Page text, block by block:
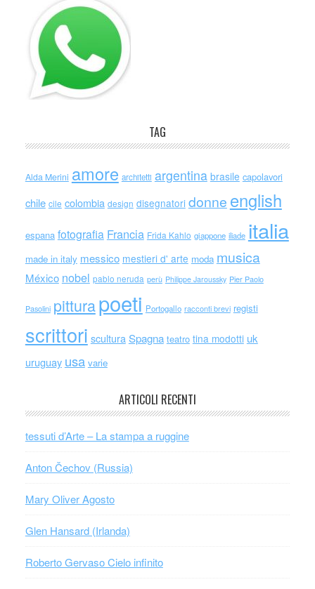
TAG
Alda Merini amore architetti argentina brasile capolavori
chile cile colombia design disegnatori donne english
espana fotografia Francia Frida Kahlo giappone iliade italia
made in italy messico mestieri d' arte moda musica
México nobel pablo neruda perù Philippe Jaroussky Pier Paolo
Pasolini pitturapoeti Portogallo racconti brevi registi
scrittori scultura Spagna teatro tina modotti uk
uruguay usa varie
ARTICOLI RECENTI
tessuti d’Arte – La stampa a ruggine
Anton Čechov (Russia)
Mary Oliver Agosto
Glen Hansard (Irlanda)
Roberto Gervaso Cielo infinito